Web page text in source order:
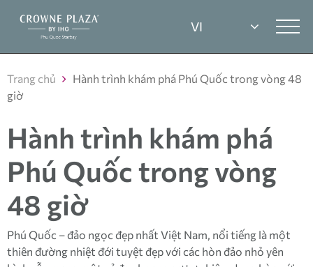
Trang chủ
Hành trình khám phá Phú Quốc trong vòng 48
giờ
Hành trình khám phá
Phú Quốc trong vòng
48 giờ
Phú Quốc – đảo ngọc đẹp nhất Việt Nam, nổi tiếng là một
thiên đường nhiệt đới tuyệt đẹp với các hòn đảo nhỏ yên